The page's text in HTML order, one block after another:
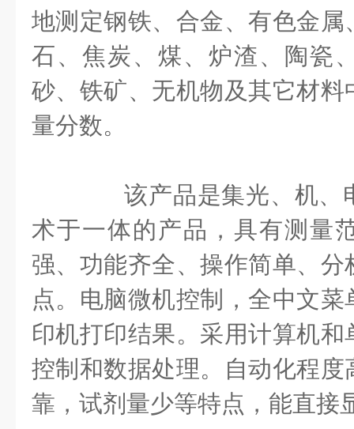
地测定钢铁、合金、有色金
石、焦炭、煤、炉渣、陶瓷
砂、铁矿、无机物及其它材
量分数。
该产品是集光、机、
术于一体的产品，具有测量
强、功能齐全、操作简单、
点。电脑微机控制，全中文
印机打印结果。采用计算机
控制和数据处理。自动化程
靠，试剂量少等特点，能直接